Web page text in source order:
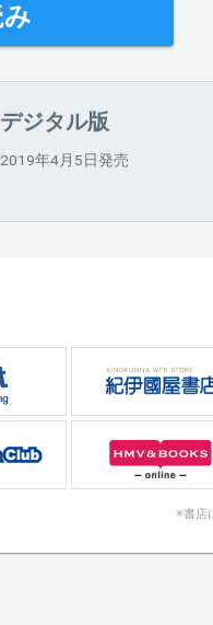
デジタル版
2019年4月5日発売
※書店